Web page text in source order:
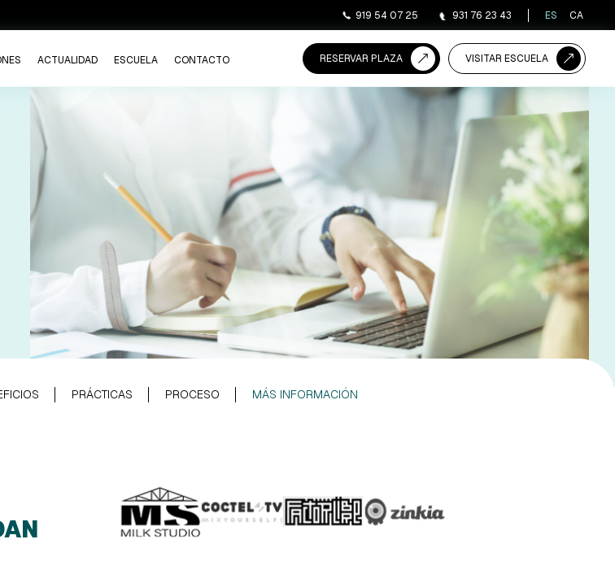
919 54 07 25 931 76 23 43 ES CA
ACTUALIDAD ESCUELA CONTACTO RESERVAR PLAZA VISITAR ESCUELA
PRÁCTICAS PROCESO MÁS INFORMACIÓN